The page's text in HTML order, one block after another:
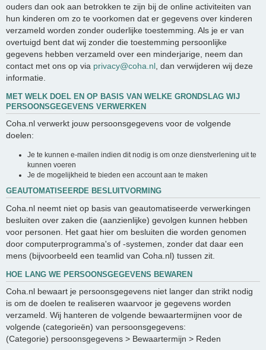
ouders dan ook aan betrokken te zijn bij de online activiteiten van
hun kinderen om zo te voorkomen dat er gegevens over kinderen
verzameld worden zonder ouderlijke toestemming. Als je er van
overtuigd bent dat wij zonder die toestemming persoonlijke
gegevens hebben verzameld over een minderjarige, neem dan
contact met ons op via privacy@coha.nl , dan verwijderen wij deze
informatie.
MET WELK DOEL EN OP BASIS VAN WELKE GRONDSLAG WIJ
PERSOONSGEGEVENS VERWERKEN
Coha.nl verwerkt jouw persoonsgegevens voor de volgende
doelen:
Je te kunnen e-mailen indien dit nodig is om onze dienstverlening uit te
kunnen voeren
Je de mogelijkheid te bieden een account aan te maken
GEAUTOMATISEERDE BESLUITVORMING
Coha.nl neemt niet op basis van geautomatiseerde verwerkingen
besluiten over zaken die (aanzienlijke) gevolgen kunnen hebben
voor personen. Het gaat hier om besluiten die worden genomen
door computerprogramma's of -systemen, zonder dat daar een
mens (bijvoorbeeld een teamlid van Coha.nl) tussen zit.
HOE LANG WE PERSOONSGEGEVENS BEWAREN
Coha.nl bewaart je persoonsgegevens niet langer dan strikt nodig
is om de doelen te realiseren waarvoor je gegevens worden
verzameld. Wij hanteren de volgende bewaartermijnen voor de
volgende (categorieën) van persoonsgegevens:
(Categorie) persoonsgegevens > Bewaartermijn > Reden